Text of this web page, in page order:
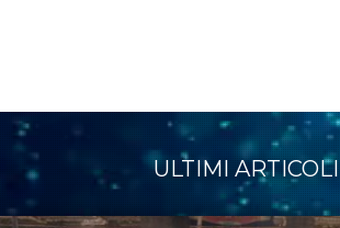
ULTIMI ARTICOLI